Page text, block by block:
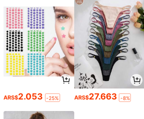
ARS$2.053 -25% ARS$27.663 -8%